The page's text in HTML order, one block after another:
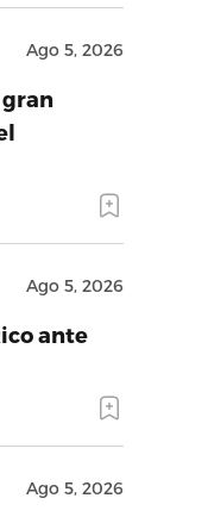
Ago 5, 2026
Ago 5, 2026
ante
Ago 5, 2026